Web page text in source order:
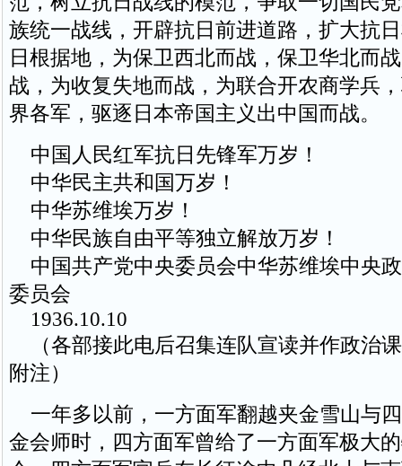
族统一战线，开辟抗日前进道路，扩大抗
日根据地，为保卫西北而战，保卫华北而
战，为收复失地而战，为联合开农商学兵
界各军，驱逐日本帝国主义出中国而战。
中国人民红军抗日先锋军万岁！
中华民主共和国万岁！
中华苏维埃万岁！
中华民族自由平等独立解放万岁！
中国共产党中央委员会中华苏维埃中央
委员会
1936.10.10
（各部接此电后召集连队宣读并作政治
附注）
一年多以前，一方面军翻越夹金雪山与
金会师时，四方面军曾给了一方面军极大